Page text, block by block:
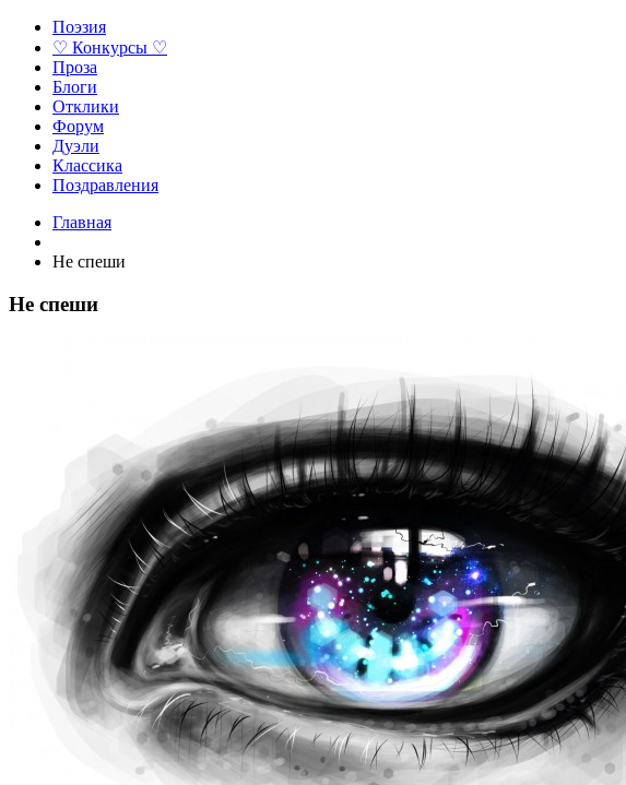
Поэзия
♡ Конкурсы ♡
Проза
Блоги
Отклики
Форум
Дуэли
Классика
Поздравления
Главная
Не спеши
Не спеши